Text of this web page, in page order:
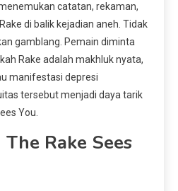
catatan, rekaman,
di balik kejadian aneh. Tidak
gamblang. Pemain diminta
Rake adalah makhluk nyata,
manifestasi depresi
tersebut menjadi daya tarik
You.
Rake Sees